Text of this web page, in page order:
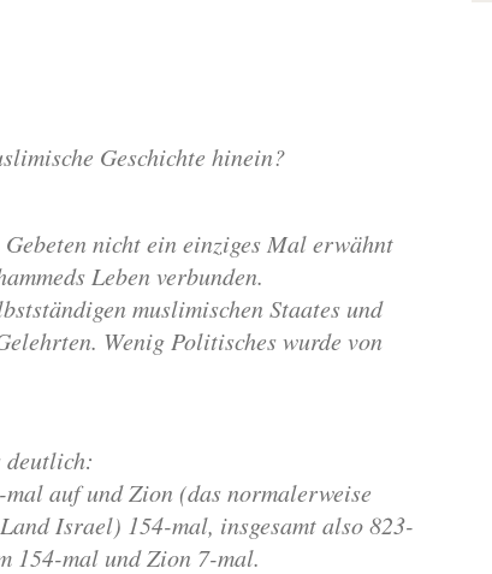
Geschichte hinein?
nicht ein einziges Mal erwähnt
Leben verbunden.
muslimi­schen Staates und
Wenig Politisches wurde von
deutlich:
auf und Zion (das normalerweise
Israel) 154-mal, insgesamt also 823-
154-mal und Zion 7-mal.